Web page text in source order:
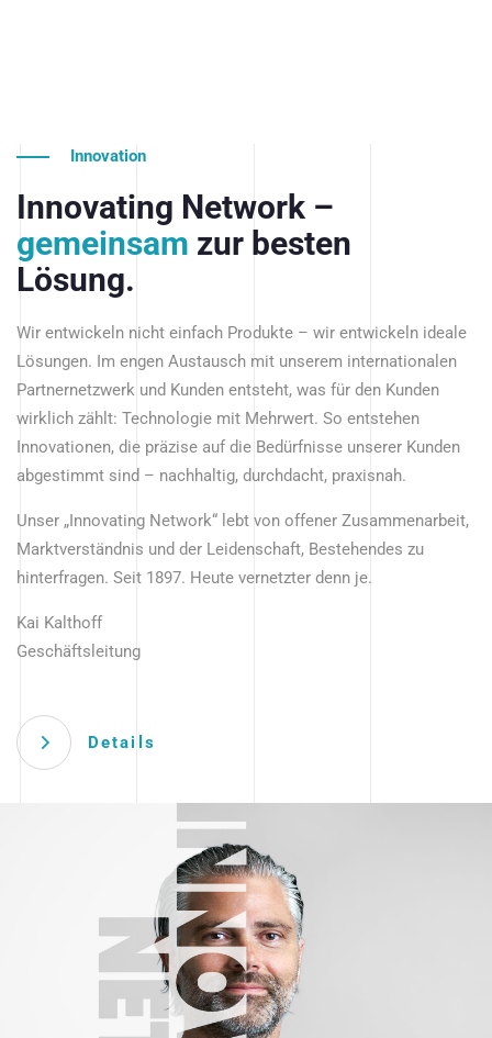
Innovation
Innovating Network –
gemeinsam zur besten
Lösung.
Wir entwickeln nicht einfach Produkte – wir entwickeln ideale
Lösungen. Im engen Austausch mit unserem internationalen
Partnernetzwerk und Kunden entsteht, was für den Kunden
wirklich zählt: Technologie mit Mehrwert. So entstehen
Innovationen, die präzise auf die Bedürfnisse unserer Kunden
abgestimmt sind – nachhaltig, durchdacht, praxisnah.
Unser „Innovating Network“ lebt von offener Zusammenarbeit,
Marktverständnis und der Leidenschaft, Bestehendes zu
hinterfragen. Seit 1897. Heute vernetzter denn je.
Kai Kalthoff
Geschäftsleitung
Details